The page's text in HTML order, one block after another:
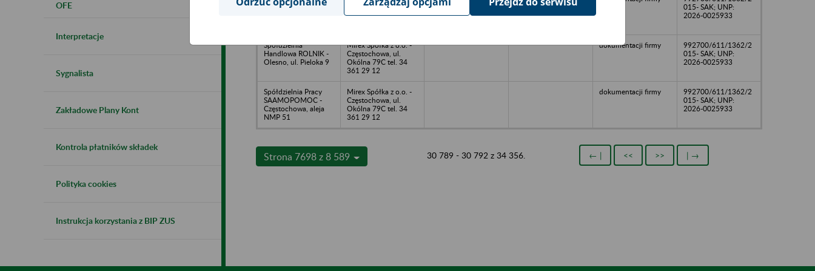
OFE
Interpretacje
Sygnalista
Zakładowe Plany Kont
Kontrola płatników składek
Polityka cookies
Instrukcja korzystania z BIP ZUS
POLAND Spólka z
Częstochowa, ul.
Okólna 79C tel. 34
015- SAK; UNP:
2026-0025933
Spółdzielnia
Handlowa ROLNIK -
Olesno, ul. Pieloka 9
Mirex Spółka z o.o. -
Częstochowa, ul.
Okólna 79C tel. 34
361 29 12
dokumentacji firmy
992700/611/1362/2
015- SAK; UNP:
2026-0025933
Spółdzielnia Pracy
SAAMOPOMOC -
Częstochowa, aleja
NMP 51
Mirex Spółka z o.o. -
Częstochowa, ul.
Okólna 79C tel. 34
361 29 12
dokumentacji firmy
992700/611/1362/2
015- SAK; UNP:
2026-0025933
Strona 7698 z 8 589 30 789 - 30 792 z 34 356. ← | << >> | →